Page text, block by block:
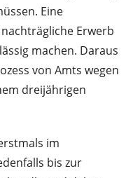
Eine
Erwerb
machen. Daraus
von Amts wegen
dreijährigen
im
bis zur